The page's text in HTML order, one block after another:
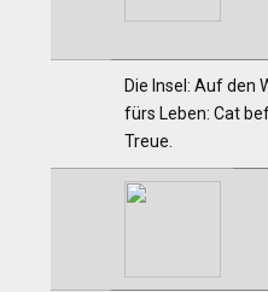
Die Insel: Auf den
fürs Leben: Cat
Treue.